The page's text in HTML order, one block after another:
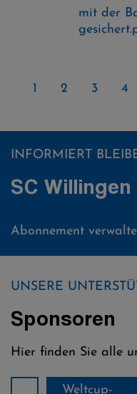
mit der
AKTUELLE
1 PAGE
2 PAGE
3 4
INFORMIERT
SC
Abonnement
UNSERE
Sponsoren
Hier finden Sie alle
Weltcup-